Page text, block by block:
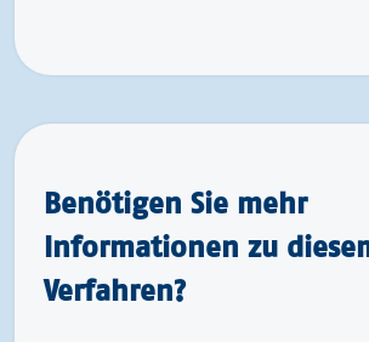
Benötigen Sie mehr
Informationen zu
Verfahren?